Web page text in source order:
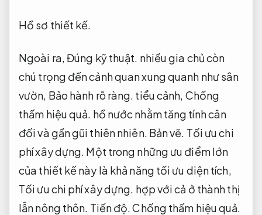
Hồ sơ thiết kế.
Ngoài ra, Đúng kỹ thuật. nhiều gia chủ còn
chú trọng đến cảnh quan xung quanh như sân
vườn, Bảo hành rõ ràng. tiểu cảnh, Chống
thấm hiệu quả. hồ nước nhằm tăng tính cân
đối và gần gũi thiên nhiên. Bản vẽ. Tối ưu chi
phí xây dựng. Một trong những ưu điểm lớn
của thiết kế này là khả năng tối ưu diện tích,
Tối ưu chi phí xây dựng. hợp với cả ở thành thị
lẫn nông thôn. Tiến độ. Chống thấm hiệu quả.